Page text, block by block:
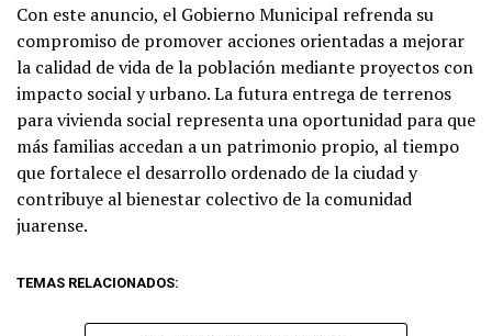
Con este anuncio, el Gobierno Municipal refrenda su
compromiso de promover acciones orientadas a mejorar
la calidad de vida de la población mediante proyectos con
impacto social y urbano. La futura entrega de terrenos
para vivienda social representa una oportunidad para que
más familias accedan a un patrimonio propio, al tiempo
que fortalece el desarrollo ordenado de la ciudad y
contribuye al bienestar colectivo de la comunidad
juarense.
TEMAS RELACIONADOS: